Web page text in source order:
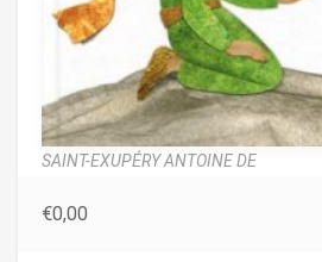
SAINT-EXUPÉRY ANTOINE DE
€0,00